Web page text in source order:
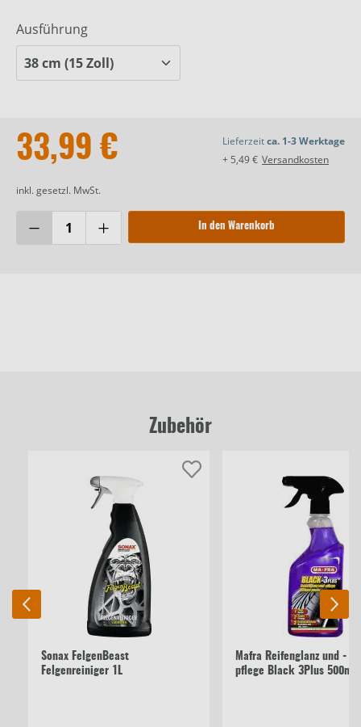
Ausführung
33,99 €
inkl. gesetzl. MwSt.
Lieferzeitca. 1-3 Werktage
+ 5,49 € Versandkosten
In den Warenkorb
Zubehör
Sonax FelgenBeast
Felgenreiniger 1L
Mafra Reifenglanz und -
pflege Black 3Plus 500ml